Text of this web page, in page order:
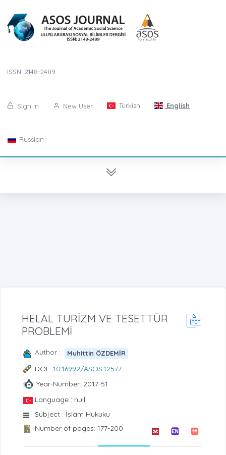
ISSN: 2148-2489
Sign in New User Turkish English
Russian
HELAL TURİZM VE TESETTÜR
PROBLEMİ
Author : Muhittin ÖZDEMİR
DOI : 10.16992/ASOS.12577
Year-Number: 2017-51
Language : null
Subject : İslam Hukuku
Number of pages: 177-200